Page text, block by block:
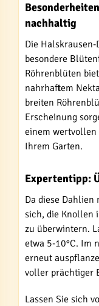
nachhaltig
Die
besondere
Röhrenblüten
nahrhaftem
breiten
Erscheinung
einem
Ihrem Garten.
Expertentipp:
Da diese
sich, die Knollen
zu überwintern.
etwa 5-10°C. Im
erneut
voller prächtiger
Lassen Sie sich